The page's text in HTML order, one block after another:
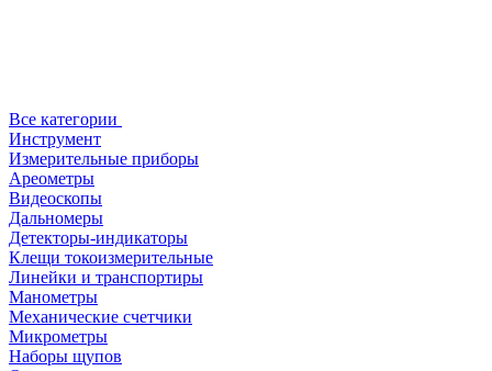
Все категории
Инструмент
Измерительные приборы
Ареометры
Видеоскопы
Дальномеры
Детекторы-индикаторы
Клещи токоизмерительные
Линейки и транспортиры
Манометры
Механические счетчики
Микрометры
Наборы щупов